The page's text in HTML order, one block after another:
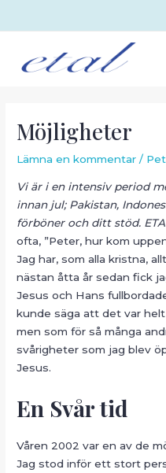
Möjligheter
Lämna en kommentar /
Vi är i en intensiv period
innan jul; Pakistan,
förböner och ditt stöd.
ofta, ”Peter, hur kom
Jag har, som alla kristna,
nästan åtta år sedan fick
Jesus och Hans
kunde säga att det var
men som för så många
svårigheter som jag blev
Jesus.
En Svår tid
Våren 2002 var en av de
Jag stod inför ett stort